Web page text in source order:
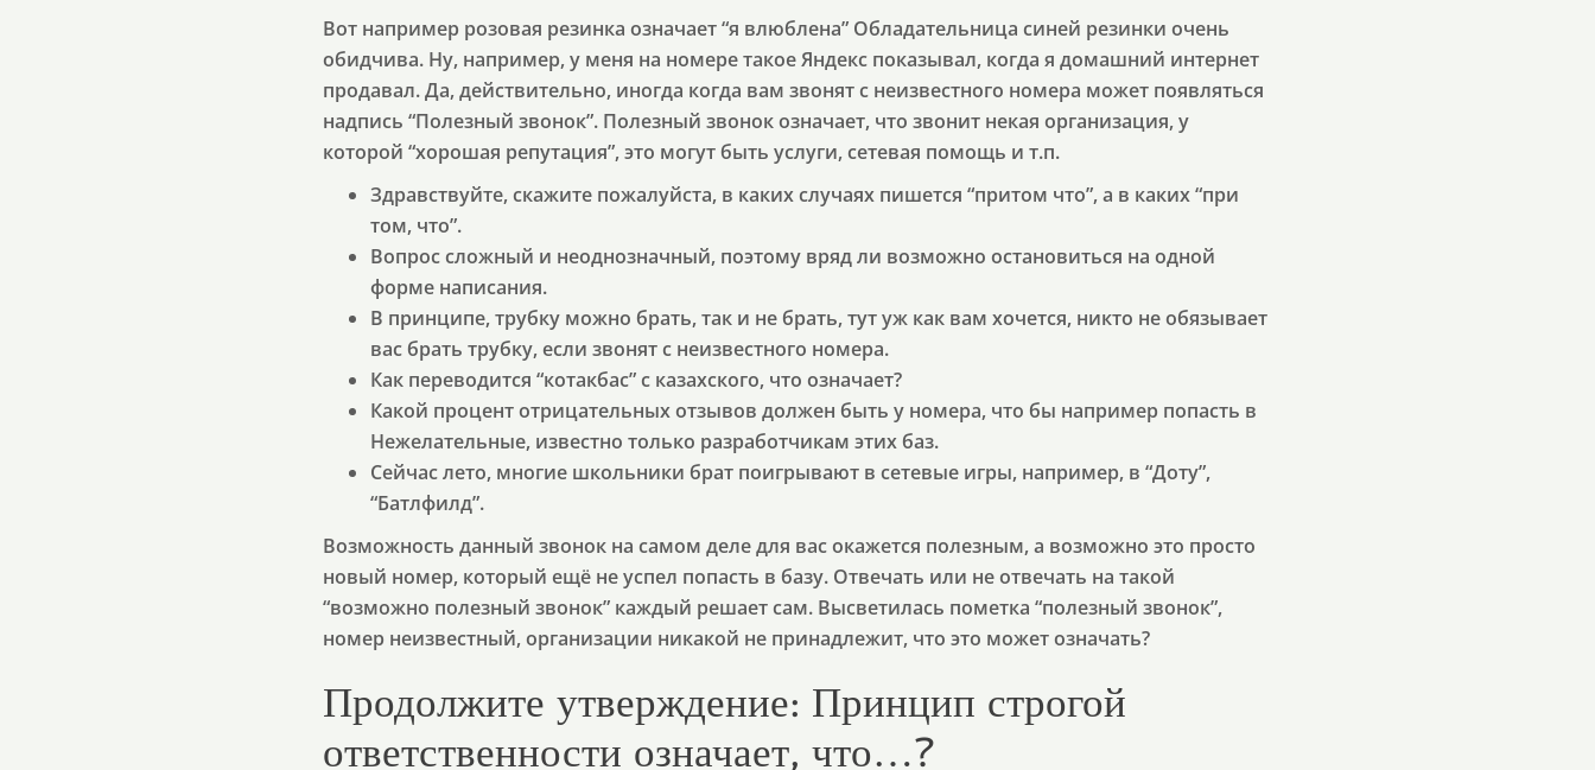
Вот например розовая резинка означает “я влюблена” Обладательница синей резинки очень
обидчива. Ну, например, у меня на номере такое Яндекс показывал, когда я домашний интернет
продавал. Да, действительно, иногда когда вам звонят с неизвестного номера может появляться
надпись “Полезный звонок”. Полезный звонок означает, что звонит некая организация, у
которой “хорошая репутация”, это могут быть услуги, сетевая помощь и т.п.
Здравствуйте, скажите пожалуйста, в каких случаях пишется “притом что”, а в каких “при
том, что”.
Вопрос сложный и неоднозначный, поэтому вряд ли возможно остановиться на одной
форме написания.
В принципе, трубку можно брать, так и не брать, тут уж как вам хочется, никто не обязывает
вас брать трубку, если звонят с неизвестного номера.
Как переводится “котакбас” с казахского, что означает?
Какой процент отрицательных отзывов должен быть у номера, что бы например попасть в
Нежелательные, известно только разработчикам этих баз.
Сейчас лето, многие школьники брат поигрывают в сетевые игры, например, в “Доту”,
“Батлфилд”.
Возможность данный звонок на самом деле для вас окажется полезным, а возможно это просто
новый номер, который ещё не успел попасть в базу. Отвечать или не отвечать на такой
“возможно полезный звонок” каждый решает сам. Высветилась пометка “полезный звонок”,
номер неизвестный, организации никакой не принадлежит, что это может означать?
Продолжите утверждение: Принцип строгой
ответственности означает, что…?